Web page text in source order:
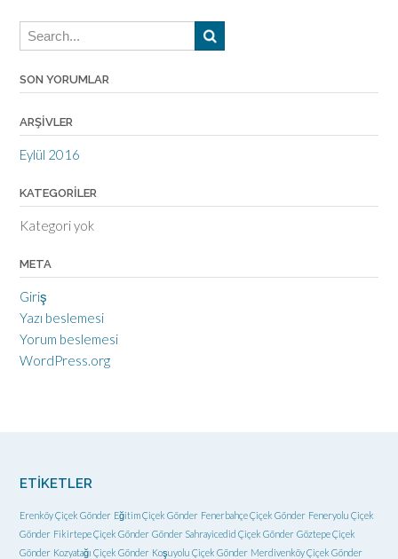
SON YORUMLAR
ARŞIVLER
Eylül 2016
KATEGORILER
Kategori yok
META
Giriş
Yazı beslemesi
Yorum beslemesi
WordPress.org
ETIKETLER
Erenköy Çiçek Gönder Eğitim Çiçek Gönder Fenerbahçe Çiçek Gönder Feneryolu Çiçek
Gönder Fikirtepe Çiçek Gönder Gönder Sahrayicedid Çiçek Gönder Göztepe Çiçek
Gönder Kozyatağı Çiçek Gönder Koşuyolu Çiçek Gönder Merdivenköy Çiçek Gönder